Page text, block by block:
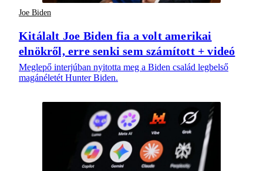
Joe Biden
Kitálalt Joe Biden fia a volt amerikai
elnökről, erre senki sem számított + videó
Meglepő interjúban nyitotta meg a Biden család legbelső
magánéletét Hunter Biden.